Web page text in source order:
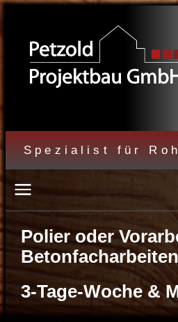
Spezialist für
Polier oder
3-Tage-Woche &